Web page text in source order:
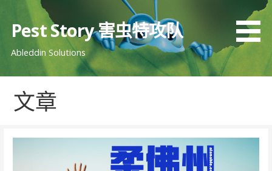
Pest Story 害虫特攻队
Ableddin Solutions
文章